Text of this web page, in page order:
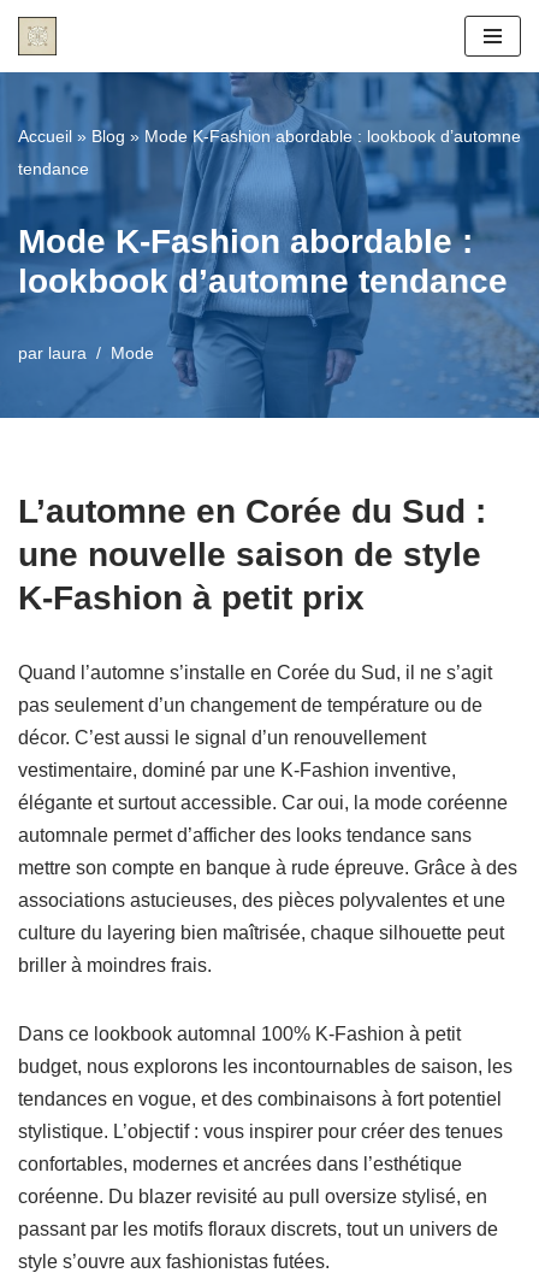
contenu
Accueil » Blog » Mode K-Fashion abordable : lookbook d’automne
tendance
Mode K-Fashion abordable :
lookbook d’automne tendance
par laura Mode
L’automne en Corée du Sud :
une nouvelle saison de style
K-Fashion à petit prix
Quand l’automne s’installe en Corée du Sud, il ne s’agit
pas seulement d’un changement de température ou de
décor. C’est aussi le signal d’un renouvellement
vestimentaire, dominé par une K-Fashion inventive,
élégante et surtout accessible. Car oui, la mode coréenne
automnale permet d’afficher des looks tendance sans
mettre son compte en banque à rude épreuve. Grâce à des
associations astucieuses, des pièces polyvalentes et une
culture du layering bien maîtrisée, chaque silhouette peut
briller à moindres frais.
Dans ce lookbook automnal 100% K-Fashion à petit
budget, nous explorons les incontournables de saison, les
tendances en vogue, et des combinaisons à fort potentiel
stylistique. L’objectif : vous inspirer pour créer des tenues
confortables, modernes et ancrées dans l’esthétique
coréenne. Du blazer revisité au pull oversize stylisé, en
passant par les motifs floraux discrets, tout un univers de
style s’ouvre aux fashionistas futées.